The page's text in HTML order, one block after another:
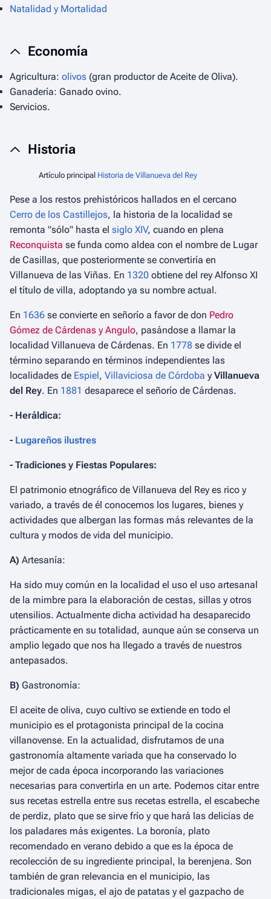
Natalidad y Mortalidad
Economía
Agricultura: olivos (gran productor de Aceite de Oliva).
Ganadería: Ganado ovino.
Servicios.
Historia
Artículo principal Historia de Villanueva del Rey
Pese a los restos prehistóricos hallados en el cercano
Cerro de los Castillejos, la historia de la localidad se
remonta "sólo" hasta el siglo XIV, cuando en plena
Reconquista se funda como aldea con el nombre de Lugar
de Casillas, que posteriormente se convertiría en
Villanueva de las Viñas. En 1320 obtiene del rey Alfonso XI
el título de villa, adoptando ya su nombre actual.
En 1636 se convierte en señorío a favor de don Pedro
Gómez de Cárdenas y Angulo, pasándose a llamar la
localidad Villanueva de Cárdenas. En 1778 se divide el
término separando en términos independientes las
localidades de Espiel, Villaviciosa de Córdoba yVillanueva
del Rey. En 1881 desaparece el señorío de Cárdenas.
- Heráldica:
- Lugareños ilustres
- Tradiciones y Fiestas Populares:
El patrimonio etnográfico de Villanueva del Rey es rico y
variado, a través de él conocemos los lugares, bienes y
actividades que albergan las formas más relevantes de la
cultura y modos de vida del municipio.
A) Artesanía:
Ha sido muy común en la localidad el uso el uso artesanal
de la mimbre para la elaboración de cestas, sillas y otros
utensilios. Actualmente dicha actividad ha desaparecido
prácticamente en su totalidad, aunque aún se conserva un
amplio legado que nos ha llegado a través de nuestros
antepasados.
B) Gastronomía:
El aceite de oliva, cuyo cultivo se extiende en todo el
municipio es el protagonista principal de la cocina
villanovense. En la actualidad, disfrutamos de una
gastronomía altamente variada que ha conservado lo
mejor de cada época incorporando las variaciones
necesarias para convertirla en un arte. Podemos citar entre
sus recetas estrella entre sus recetas estrella, el escabeche
de perdiz, plato que se sirve frío y que hará las delicias de
los paladares más exigentes. La boronía, plato
recomendado en verano debido a que es la época de
recolección de su ingrediente principal, la berenjena. Son
también de gran relevancia en el municipio, las
tradicionales migas, el ajo de patatas y el gazpacho de